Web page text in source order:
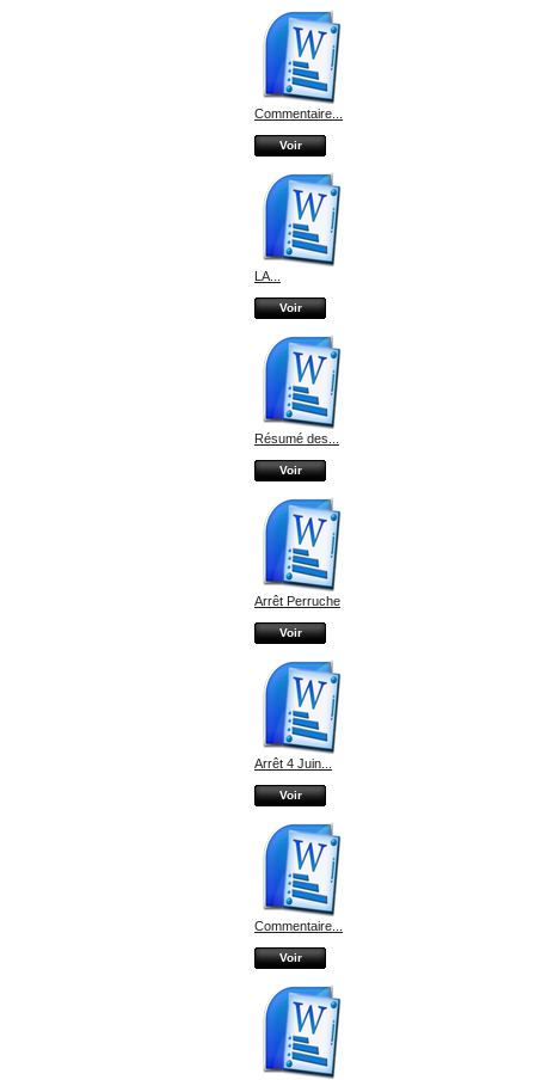
Commentaire...
Voir
LA...
Voir
Résumé des...
Voir
Arrêt Perruche
Voir
Arrêt 4 Juin...
Voir
Commentaire...
Voir